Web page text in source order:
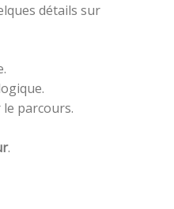
détails sur
parcours.
.